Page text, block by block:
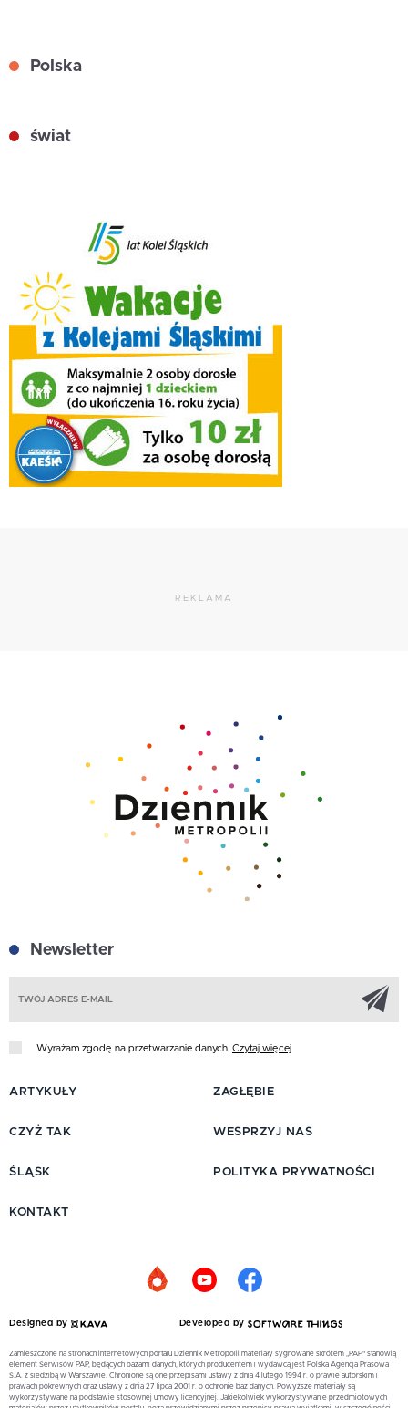
Polska
świat
REKLAMA
Newsletter
Wyrażam zgodę na przetwarzanie danych. Czytaj więcej
ARTYKUŁY
CZYŻ TAK
ŚLĄSK
ZAGŁĘBIE
WESPRZYJ NAS
POLITYKA PRYWATNOŚCI
KONTAKT
Designed by Developed by
Zamieszczone na stronach internetowych portalu Dziennik Metropolii materiały sygnowane skrótem „PAP” stanowią
element Serwisów PAP, będących bazami danych, których producentem i wydawcą jest Polska Agencja Prasowa
S.A. z siedzibą w Warszawie. Chronione są one przepisami ustawy z dnia 4 lutego 1994 r. o prawie autorskim i
prawach pokrewnych oraz ustawy z dnia 27 lipca 2001 r. o ochronie baz danych. Powyższe materiały są
wykorzystywane na podstawie stosownej umowy licencyjnej. Jakiekolwiek wykorzystywanie przedmiotowych